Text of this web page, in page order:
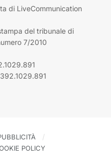
di LiveCommunication
del tribunale di
7/2010
POLICY